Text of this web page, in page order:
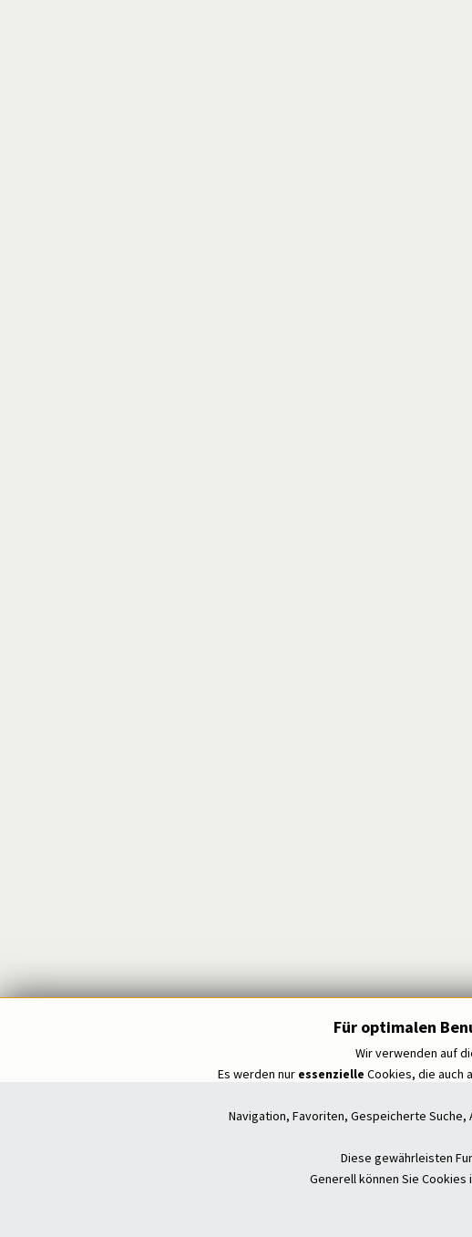
Für optimalen
Wir verwenden auf
Es werden nur essenzielle Cookies, die auch
Navigation, Favoriten, Gespeicherte
Diese gewährleisten
Generell können Sie